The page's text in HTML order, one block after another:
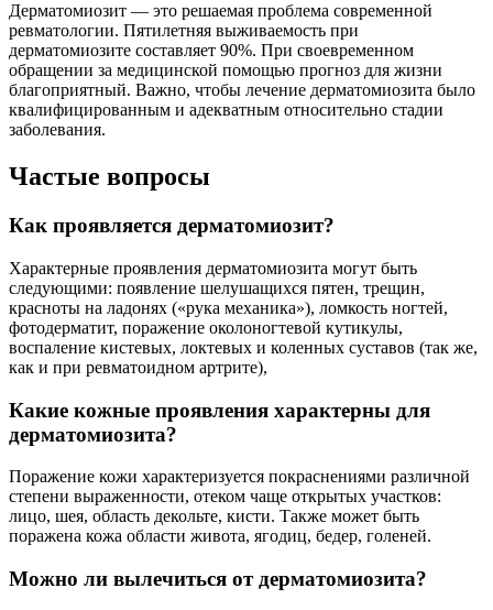
Дерматомиозит — это решаемая проблема современной
ревматологии. Пятилетняя выживаемость при
дерматомиозите составляет 90%. При своевременном
обращении за медицинской помощью прогноз для жизни
благоприятный. Важно, чтобы лечение дерматомиозита было
квалифицированным и адекватным относительно стадии
заболевания.
Частые вопросы
Как проявляется дерматомиозит?
Характерные проявления дерматомиозита могут быть
следующими: появление шелушащихся пятен, трещин,
красноты на ладонях («рука механика»), ломкость ногтей,
фотодерматит, поражение околоногтевой кутикулы,
воспаление кистевых, локтевых и коленных суставов (так же,
как и при ревматоидном артрите),
Какие кожные проявления характерны для
дерматомиозита?
Поражение кожи характеризуется покраснениями различной
степени выраженности, отеком чаще открытых участков:
лицо, шея, область декольте, кисти. Также может быть
поражена кожа области живота, ягодиц, бедер, голеней.
Можно ли вылечиться от дерматомиозита?